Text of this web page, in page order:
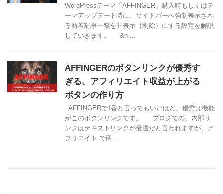
WordPressテーマ「AFFINGER」購入時もしくはテ
ーマアップデート時に、サイドバーへ強制表示され
る新着記事一覧を非表示（削除）にする設定を解説
していきます。 &n ...
AFFINGERのボタンリンクが優秀す
ぎる、アフィリエイト収益が上がる
ボタンの作り方
AFFINGERで1番と言ってもいいほど、優秀は機能
がこのボタンリンクです。 ブログでの、内部リ
ンクはテキストリンクが最適だと言われますが、ア
フリエイト で商 ...